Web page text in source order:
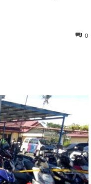
0